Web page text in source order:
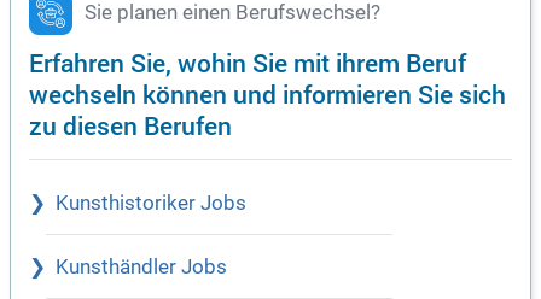
Sie planen einen Berufswechsel?
Erfahren Sie, wohin Sie mit ihrem Beruf
wechseln können und informieren Sie sich
zu diesen Berufen
Kunsthistoriker Jobs
Kunsthändler Jobs